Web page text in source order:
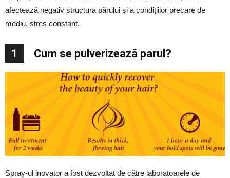
afectează negativ structura părului și a condițiilor precare de
mediu, stres constant.
1 Cum se pulverizează parul?
Spray-ul inovator a fost dezvoltat de către laboratoarele de